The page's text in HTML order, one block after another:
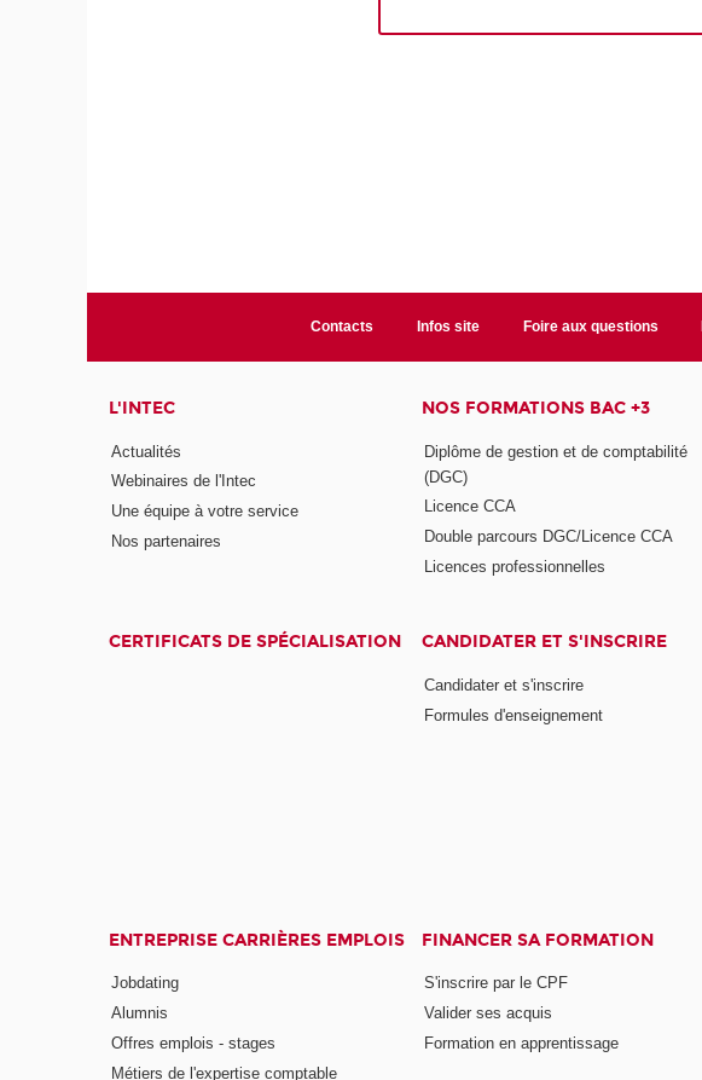
Contacts Infos site Foire aux questions
L'INTEC
Actualités
Webinaires de l'Intec
Une équipe à votre service
Nos partenaires
NOS FORMATIONS BAC +3
Diplôme de gestion et de comptabilité
(DGC)
Licence CCA
Double parcours DGC/Licence CCA
Licences professionnelles
CERTIFICATS DE SPÉCIALISATION CANDIDATER ET S'INSCRIRE
Candidater et s'inscrire
Formules d'enseignement
ENTREPRISE CARRIÈRES EMPLOIS
Jobdating
Alumnis
Offres emplois - stages
Métiers de l'expertise comptable
FINANCER SA FORMATION
S'inscrire par le CPF
Valider ses acquis
Formation en apprentissage